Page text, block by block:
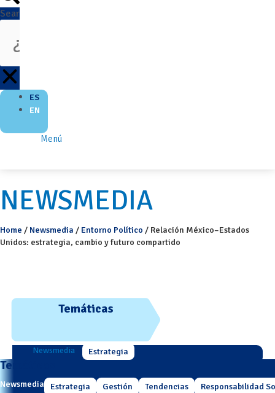
Search
ES
EN
Menú
NEWSMEDIA
Home / Newsmedia / Entorno Político / Relación México–Estados
Unidos: estrategia, cambio y futuro compartido
Temáticas
Newsmedia Estrategia
Temáticas
Newsmedia Estrategia Gestión Tendencias Responsabilidad